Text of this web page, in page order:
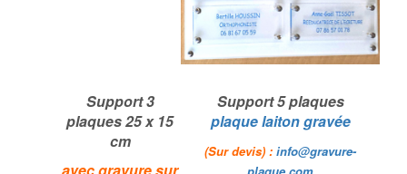
Support 3
plaques 25 x 15
cm
avec gravure sur
Support 5 plaques
plaque laiton gravée
(Sur devis) : info@gravure-
plaque.com